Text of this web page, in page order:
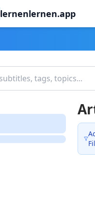
lernenlernen.app